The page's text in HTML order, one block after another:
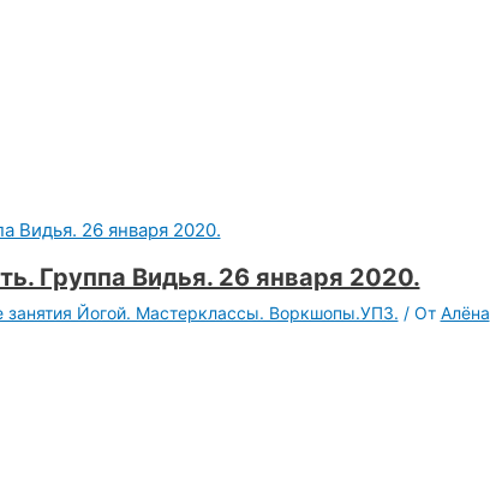
Группа Видья. 26 января 2020.
Йогой. Мастерклассы. Воркшопы.УПЗ. / От Алёна